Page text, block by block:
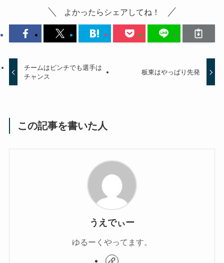
よかったらシェアしてね！
チームはピンチでも選手は
チャンス
板東はやっぱり先発
この記事を書いた人
うえでぃー
ゆるーくやってます。